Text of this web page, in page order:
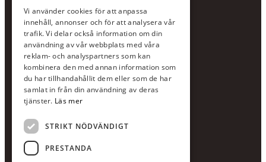
Jour:073-36 88 87 0
Växel:020-120 29 00
E-post:info@scandcon.se
BESÖKSADRESS
Backagårdsgatan 9
511 57 Kinna
UPPGIFTER
Orgnummer
559375-8161
Vi använder cookies för att anpassa
innehåll, annonser och för att analysera vår
trafik. Vi delar också information om din
användning av vår webbplats med våra
reklam- och analyspartners som kan
kombinera den med annan information som
du har tillhandahållit dem eller som de har
samlat in från din användning av deras
tjänster. Läs mer
STRIKT NÖDVÄNDIGT
PRESTANDA